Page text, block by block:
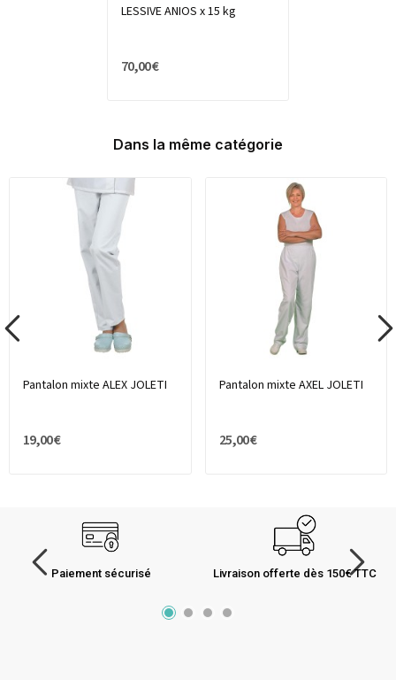
LESSIVE ANIOS x 15 kg
70,00 €
Dans la même catégorie
Pantalon mixte ALEX JOLETI
19,00 €
Pantalon mixte AXEL JOLETI
25,00 €
Paiement sécurisé Livraison offerte dès 150€ TTC